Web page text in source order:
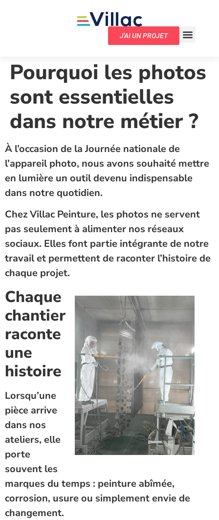
J'AI UN PROJET
Pourquoi les photos
sont essentielles
dans notre métier ?
À l’occasion de la Journée nationale de
l’appareil photo, nous avons souhaité mettre
en lumière un outil devenu indispensable
dans notre quotidien.
Chez Villac Peinture, les photos ne servent
pas seulement à alimenter nos réseaux
sociaux. Elles font partie intégrante de notre
travail et permettent de raconter l’histoire de
chaque projet.
Chaque
chantier
raconte
une
histoire
Lorsqu’une
pièce arrive
dans nos
ateliers, elle
porte
souvent les
marques du temps : peinture abîmée,
corrosion, usure ou simplement envie de
changement.